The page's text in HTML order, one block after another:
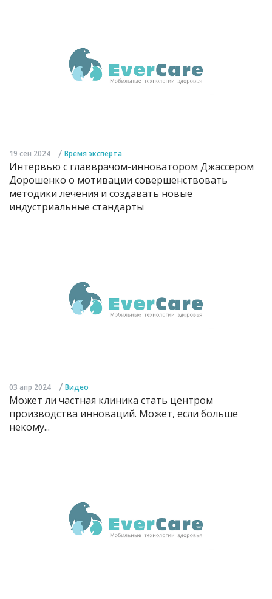
19 сен 2024 / Время эксперта
Интервью с главврачом-инноватором Джассером
Дорошенко о мотивации совершенствовать
методики лечения и создавать новые
индустриальные стандарты
03 апр 2024 / Видео
Может ли частная клиника стать центром
производства инноваций. Может, если больше
некому...